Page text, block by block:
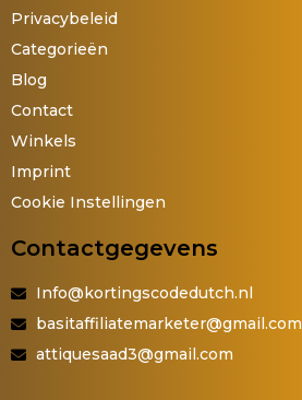
Privacybeleid
Categorieën
Blog
Contact
Winkels
Imprint
Cookie Instellingen
Contactgegevens
Info@kortingscodedutch.nl
basitaffiliatemarketer@gmail.com
attiquesaad3@gmail.com